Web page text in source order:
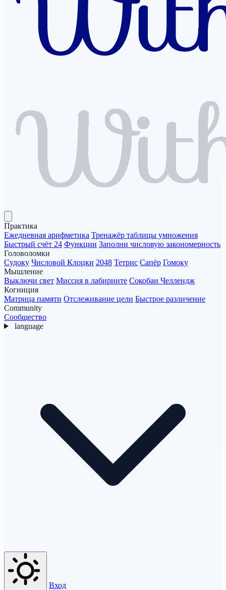
Практика
Ежедневная арифметика Тренажёр таблицы умножения
Быстрый счёт 24 Функции Заполни числовую закономерность
Головоломки
Судоку Числовой Клоцки 2048 Тетрис Сапёр Гомоку
Мышление
Выключи свет Миссия в лабиринте Сокобан Челлендж
Когниция
Матрица памяти Отслеживание цели Быстрое различение
Community
Сообщество
language
Вход